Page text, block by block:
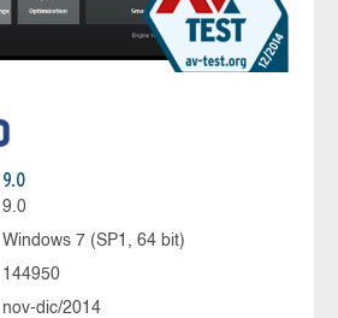
9.0
Windows 7 (SP1, 64 bit)
144950
nov-dic/2014